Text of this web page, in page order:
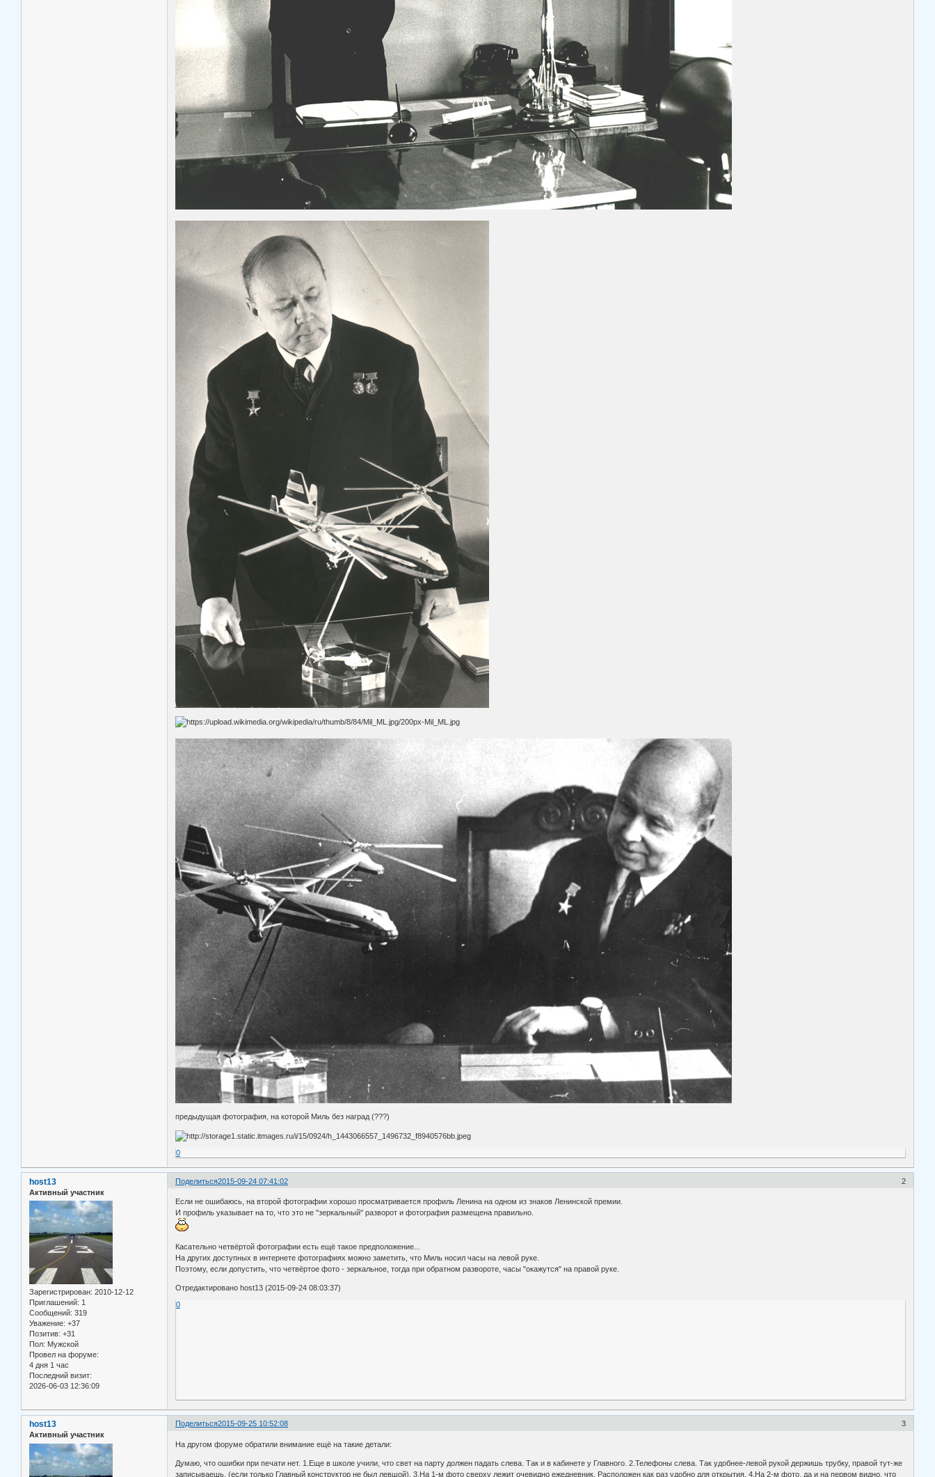
предыдущая фотография, на которой Миль без наград (???)
0
Поделиться 2
2015-09-24 07:41:02
host13
Активный участник
Зарегистрирован: 2010-12-12
Приглашений: 1
Сообщений: 319
Уважение: +37
Позитив: +31
Пол: Мужской
Провел на форуме:
4 дня 1 час
Последний визит:
2026-06-03 12:36:09
Если не ошибаюсь, на второй фотографии хорошо просматривается профиль Ленина на одном из знаков Ленинской премии.
И профиль указывает на то, что это не "зеркальный" разворот и фотография размещена правильно.
Касательно четвёртой фотографии есть ещё такое предположение...
На других доступных в интернете фотографиях можно заметить, что Миль носил часы на левой руке.
Поэтому, если допустить, что четвёртое фото - зеркальное, тогда при обратном развороте, часы "окажутся" на правой руке.
Отредактировано host13 (2015-09-24 08:03:37)
0
Поделиться 3
2015-09-25 10:52:08
host13
Активный участник
На другом форуме обратили внимание ещё на такие детали:
Думаю, что ошибки при печати нет. 1.Еще в школе учили, что свет на парту должен падать слева. Так и в кабинете у Главного. 2.Телефоны слева. Так удобнее-левой рукой держишь трубку, правой тут-же
записываешь. (если только Главный конструктор не был левшой). 3.На 1-м фото сверху лежит очевидно ежедневник. Расположен как раз удобно для открытия. 4.На 2-м фото, да и на первом видно, что